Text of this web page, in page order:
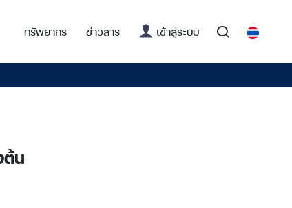
ทรัพยากร ข่าวสาร เข้าสู่ระบบ(current)
ต้น